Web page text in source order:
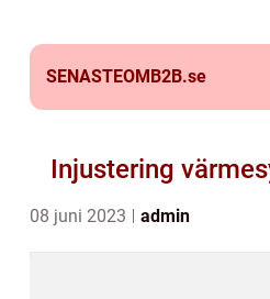
SENASTEOMB2B.se
Injustering
08 juni 2023 admin